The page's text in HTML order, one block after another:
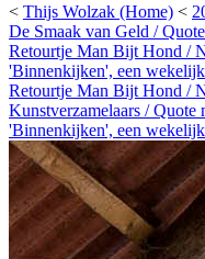
< Thijs Wolzak (Home) <
De Smaak van Geld /
Retourtje Man Bijt Hond /
'Binnenkijken', een
Retourtje Man Bijt Hond /
Kunstverzamelaars / Quote
'Binnenkijken', een